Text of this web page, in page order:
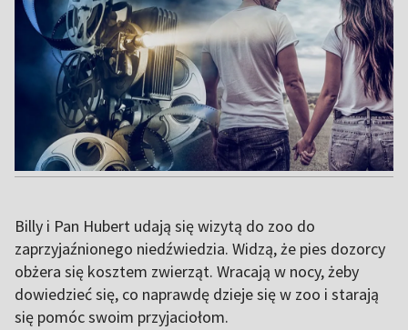
Billy i Pan Hubert udają się wizytą do zoo do
zaprzyjaźnionego niedźwiedzia. Widzą, że pies dozorcy
obżera się kosztem zwierząt. Wracają w nocy, żeby
dowiedzieć się, co naprawdę dzieje się w zoo i starają
się pomóc swoim przyjaciołom.